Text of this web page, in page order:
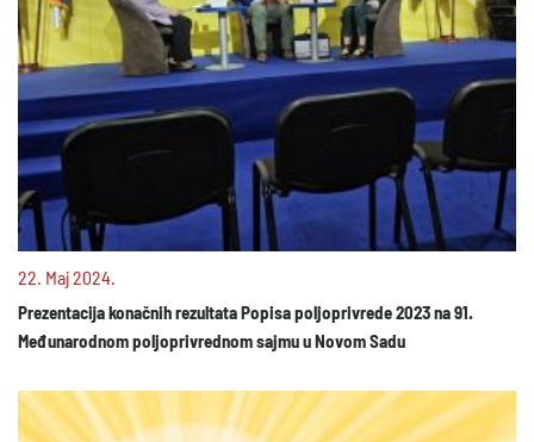
22. Maj 2024.
Prezentacija konačnih rezultata Popisa poljoprivrede 2023 na 91.
Međunarodnom poljoprivrednom sajmu u Novom Sadu